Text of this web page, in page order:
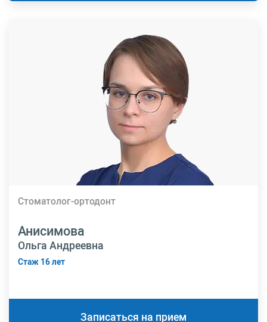
Стоматолог-ортодонт
Анисимова
Ольга Андреевна
Стаж 16 лет
Записаться на прием